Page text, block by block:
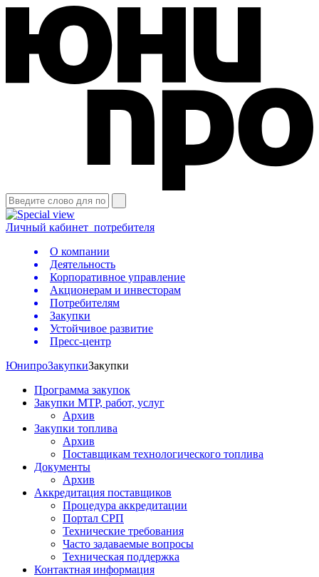
Личный кабинет потребителя
О компании
Деятельность
Корпоративное управление
Акционерам и инвесторам
Потребителям
Закупки
Устойчивое развитие
Пресс-центр
ЮнипроЗакупкиЗакупки
Программа закупок
Закупки МТР, работ, услуг
Архив
Закупки топлива
Архив
Поставщикам технологического топлива
Документы
Архив
Аккредитация поставщиков
Процедура аккредитации
Портал СРП
Технические требования
Часто задаваемые вопросы
Техническая поддержка
Контактная информация